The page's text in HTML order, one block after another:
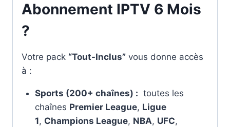
Abonnement IPTV 6 Mois
?
Votre pack “Tout-Inclus” vous donne accès
à :
Sports (200+ chaînes) : toutes les
chaînes Premier League, Ligue
1, Champions League, NBA, UFC,